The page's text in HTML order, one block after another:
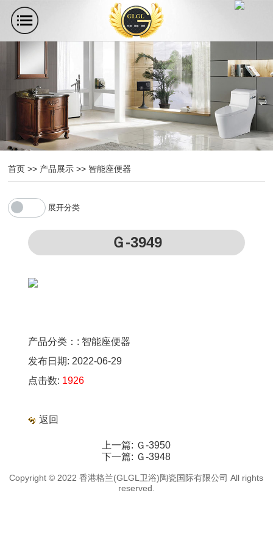
首页 >> 产品展示 >> 智能座便器
展开分类
Ｇ-3949
产品分类：: 智能座便器
发布日期: 2022-06-29
点击数: 1926
返回
上一篇: Ｇ-3950
下一篇: Ｇ-3948
Copyright © 2022 香港格兰(GLGL卫浴)陶瓷国际有限公司 All rights
reserved.